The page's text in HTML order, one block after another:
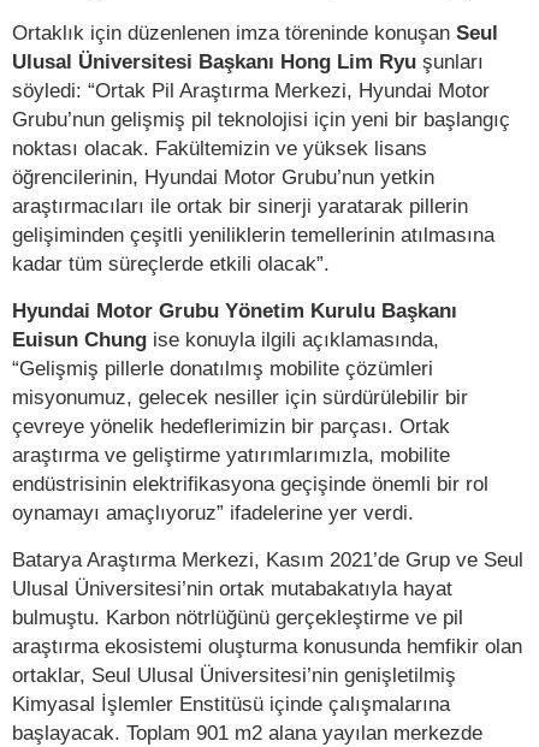
Ortaklık için düzenlenen imza töreninde konuşan Seul
Ulusal Üniversitesi Başkanı Hong Lim Ryu şunları
söyledi: “Ortak Pil Araştırma Merkezi, Hyundai Motor
Grubu’nun gelişmiş pil teknolojisi için yeni bir başlangıç
noktası olacak. Fakültemizin ve yüksek lisans
öğrencilerinin, Hyundai Motor Grubu’nun yetkin
araştırmacıları ile ortak bir sinerji yaratarak pillerin
gelişiminden çeşitli yeniliklerin temellerinin atılmasına
kadar tüm süreçlerde etkili olacak”.
Hyundai Motor Grubu Yönetim Kurulu Başkanı
Euisun Chung ise konuyla ilgili açıklamasında,
“Gelişmiş pillerle donatılmış mobilite çözümleri
misyonumuz, gelecek nesiller için sürdürülebilir bir
çevreye yönelik hedeflerimizin bir parçası. Ortak
araştırma ve geliştirme yatırımlarımızla, mobilite
endüstrisinin elektrifikasyona geçişinde önemli bir rol
oynamayı amaçlıyoruz” ifadelerine yer verdi.
Batarya Araştırma Merkezi, Kasım 2021’de Grup ve Seul
Ulusal Üniversitesi’nin ortak mutabakatıyla hayat
bulmuştu. Karbon nötrlüğünü gerçekleştirme ve pil
araştırma ekosistemi oluşturma konusunda hemfikir olan
ortaklar, Seul Ulusal Üniversitesi’nin genişletilmiş
Kimyasal İşlemler Enstitüsü içinde çalışmalarına
başlayacak. Toplam 901 m2 alana yayılan merkezde